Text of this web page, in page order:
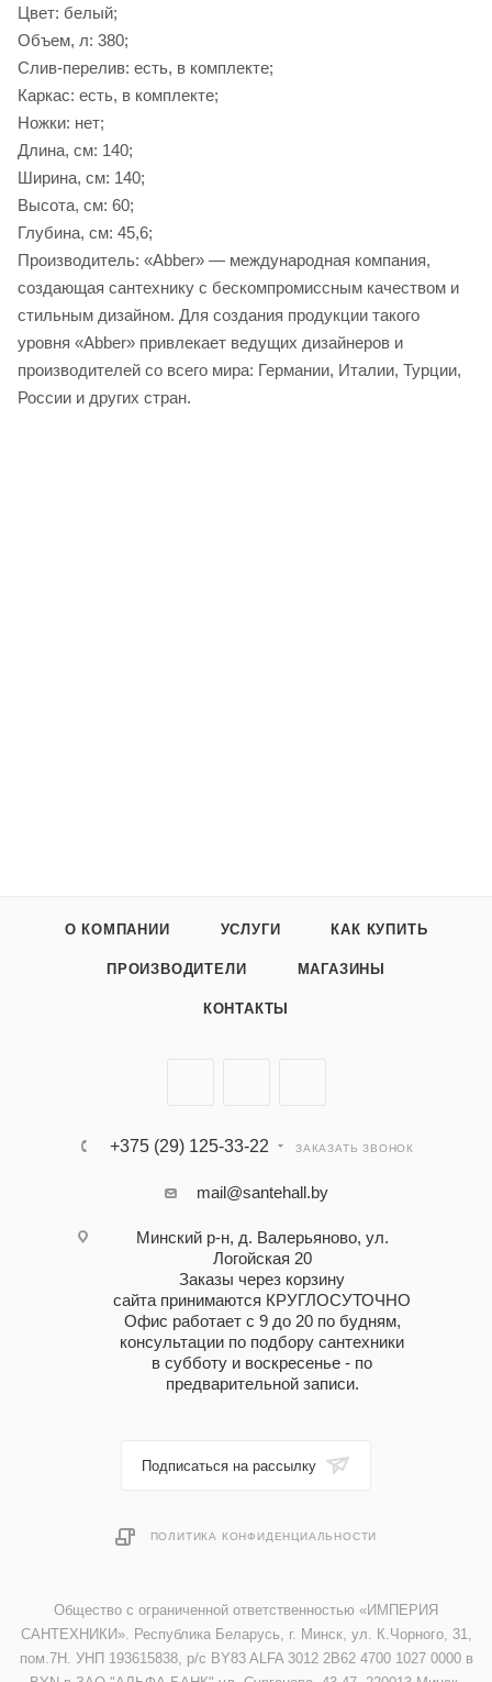
Цвет: белый;
Объем, л: 380;
Слив-перелив: есть, в комплекте;
Каркас: есть, в комплекте;
Ножки: нет;
Длина, см: 140;
Ширина, см: 140;
Высота, см: 60;
Глубина, см: 45,6;
Производитель: «Abber» — международная компания,
создающая сантехнику с бескомпромиссным качеством и
стильным дизайном. Для создания продукции такого
уровня «Abber» привлекает ведущих дизайнеров и
производителей со всего мира: Германии, Италии, Турции,
России и других стран.
О КОМПАНИИ УСЛУГИ КАК КУПИТЬ
ПРОИЗВОДИТЕЛИ МАГАЗИНЫ
КОНТАКТЫ
+375 (29) 125-33-22 ЗАКАЗАТЬ ЗВОНОК
mail@santehall.by
Минский р-н, д. Валерьяново, ул.
Логойская 20
Заказы через корзину
сайта принимаются КРУГЛОСУТОЧНО
Офис работает с 9 до 20 по будням,
консультации по подбору сантехники
в субботу и воскресенье - по
предварительной записи.
Подписаться на рассылку
ПОЛИТИКА КОНФИДЕНЦИАЛЬНОСТИ
Общество с ограниченной ответственностью «ИМПЕРИЯ
САНТЕХНИКИ». Республика Беларусь, г. Минск, ул. К.Чорного, 31,
пом.7Н. УНП 193615838, р/с BY83 ALFA 3012 2B62 4700 1027 0000 в